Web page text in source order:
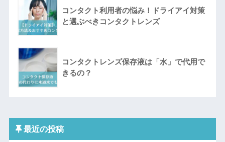
コンタクト利用者の悩み！ドライアイ対策
と選ぶべきコンタクトレンズ
コンタクトレンズ保存液は「水」で代用で
きるの？
最近の投稿